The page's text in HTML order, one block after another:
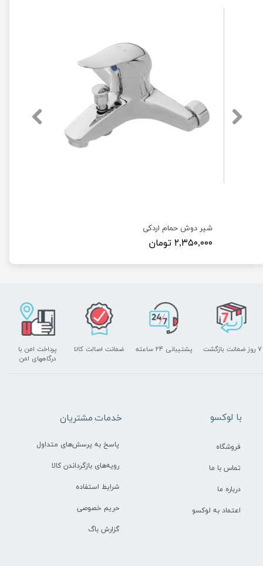
شیر دوش حمام اردکی
۲,۳۵۰,۰۰۰ تومان
پشتیبانی ۲۴ ساعته
پرداخت امن با
درگاههای امن
۷ روز ضمانت بازگشت ضمانت اصالت کالا
خدمات مشتریان
پاسخ به پرسش‌های متداول
رویه‌های بازگرداندن کالا
شرایط استفاده
حریم خصوصی
گزارش باگ
​با لوکسو
فروشگاه
تماس با ما
درباره ما
اعتماد به لوکسو